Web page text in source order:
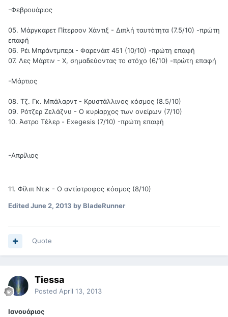
-Φεβρουάριος
05. Μάργκαρετ Πίτερσον Χάντιξ - Διπλή ταυτότητα (7.5/10) -πρώτη
επαφή
06. Ρέι Μπράντμπερι - Φαρενάιτ 451 (10/10) -πρώτη επαφή
07. Λες Μάρτιν - Χ, σημαδεύοντας το στόχο (6/10) -πρώτη επαφή
-Μάρτιος
08. Τζ. Γκ. Μπάλαρντ - Κρυστάλλινος κόσμος (8.5/10)
09. Ρότζερ Ζελάζνυ - Ο κυρίαρχος των ονείρων (7/10)
10. Άστρο Τέλερ - Exegesis (7/10) -πρώτη επαφή
-Απρίλιος
11. Φίλιπ Ντικ - Ο αντίστροφος κόσμος (8/10)
EditedJune 2, 2013 by BladeRunner
Quote
Tiessa
Posted April 13, 2013
Ιανουάριος